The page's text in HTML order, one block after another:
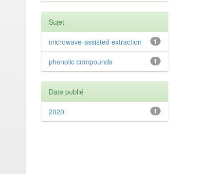
Sujet
1
microwave-assisted extraction
1
phenolic compounds
Date publié
1
2020